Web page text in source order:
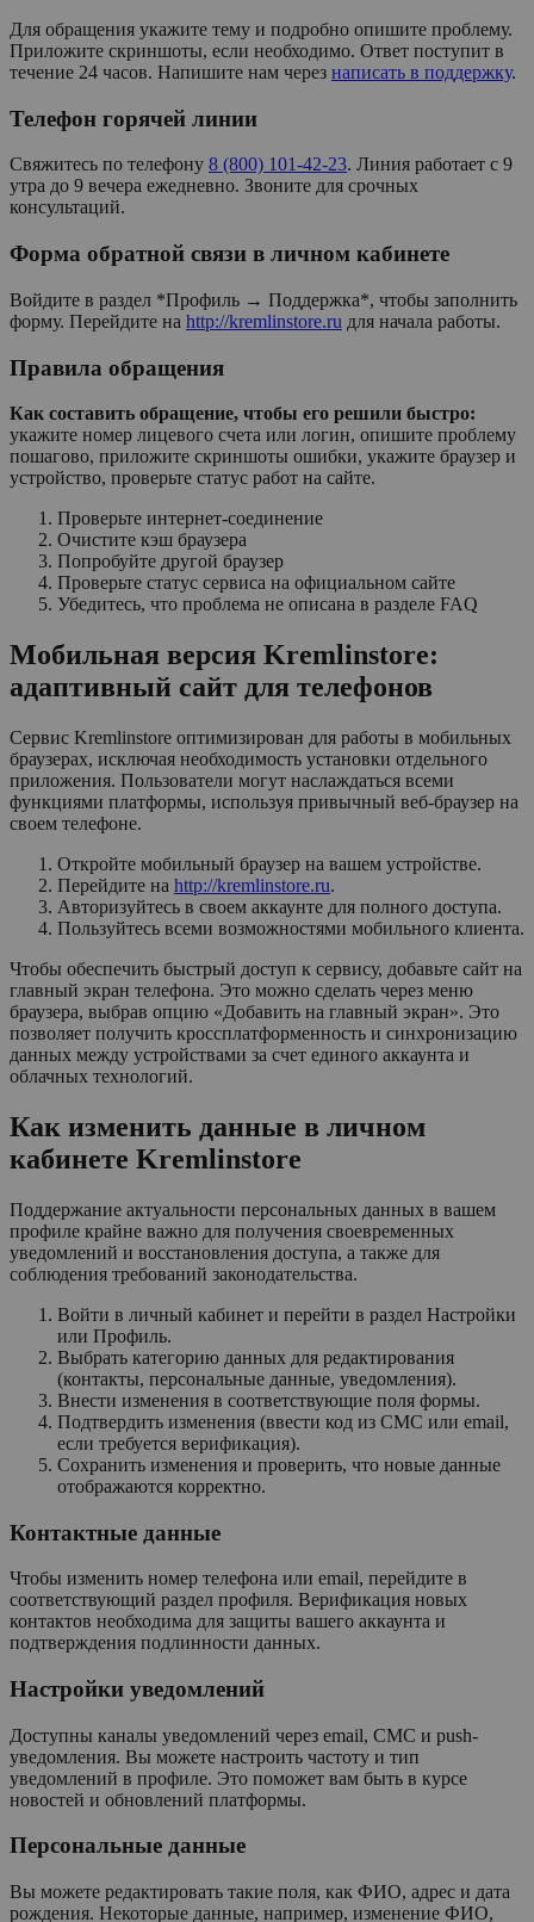
Для обращения укажите тему и подробно опишите проблему.
Приложите скриншоты, если необходимо. Ответ поступит в
течение 24 часов. Напишите нам через написать в поддержку.
Телефон горячей линии
Свяжитесь по телефону 8 (800) 101-42-23. Линия работает с 9
утра до 9 вечера ежедневно. Звоните для срочных
консультаций.
Форма обратной связи в личном кабинете
Войдите в раздел *Профиль → Поддержка*, чтобы заполнить
форму. Перейдите на http://kremlinstore.ru для начала работы.
Правила обращения
Как составить обращение, чтобы его решили быстро:
укажите номер лицевого счета или логин, опишите проблему
пошагово, приложите скриншоты ошибки, укажите браузер и
устройство, проверьте статус работ на сайте.
Проверьте интернет-соединение
Очистите кэш браузера
Попробуйте другой браузер
Проверьте статус сервиса на официальном сайте
Убедитесь, что проблема не описана в разделе FAQ
Мобильная версия Kremlinstore:
адаптивный сайт для телефонов
Сервис Kremlinstore оптимизирован для работы в мобильных
браузерах, исключая необходимость установки отдельного
приложения. Пользователи могут наслаждаться всеми
функциями платформы, используя привычный веб-браузер на
своем телефоне.
Откройте мобильный браузер на вашем устройстве.
Перейдите на http://kremlinstore.ru.
Авторизуйтесь в своем аккаунте для полного доступа.
Пользуйтесь всеми возможностями мобильного клиента.
Чтобы обеспечить быстрый доступ к сервису, добавьте сайт на
главный экран телефона. Это можно сделать через меню
браузера, выбрав опцию «Добавить на главный экран». Это
позволяет получить кроссплатформенность и синхронизацию
данных между устройствами за счет единого аккаунта и
облачных технологий.
Как изменить данные в личном
кабинете Kremlinstore
Поддержание актуальности персональных данных в вашем
профиле крайне важно для получения своевременных
уведомлений и восстановления доступа, а также для
соблюдения требований законодательства.
Войти в личный кабинет и перейти в раздел Настройки
или Профиль.
Выбрать категорию данных для редактирования
(контакты, персональные данные, уведомления).
Внести изменения в соответствующие поля формы.
Подтвердить изменения (ввести код из СМС или email,
если требуется верификация).
Сохранить изменения и проверить, что новые данные
отображаются корректно.
Контактные данные
Чтобы изменить номер телефона или email, перейдите в
соответствующий раздел профиля. Верификация новых
контактов необходима для защиты вашего аккаунта и
подтверждения подлинности данных.
Настройки уведомлений
Доступны каналы уведомлений через email, СМС и push-
уведомления. Вы можете настроить частоту и тип
уведомлений в профиле. Это поможет вам быть в курсе
новостей и обновлений платформы.
Персональные данные
Вы можете редактировать такие поля, как ФИО, адрес и дата
рождения. Некоторые данные, например, изменение ФИО,